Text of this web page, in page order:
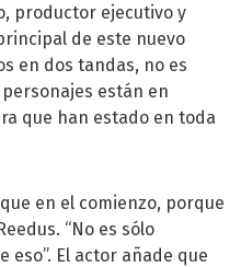
productor ejecutivo y
de este nuevo
en dos tandas, no es
están en
que han estado en toda
en el comienzo, porque
“No es sólo
eso”. El actor añade que